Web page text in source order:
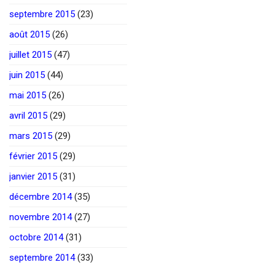
septembre 2015 (23)
août 2015 (26)
juillet 2015 (47)
juin 2015 (44)
mai 2015 (26)
avril 2015 (29)
mars 2015 (29)
février 2015 (29)
janvier 2015 (31)
décembre 2014(35)
novembre 2014(27)
octobre 2014(31)
septembre 2014(33)